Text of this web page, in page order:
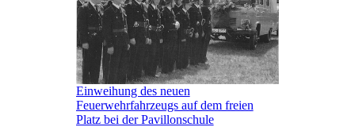
Einweihung des neuen
Feuerwehrfahrzeugs auf dem freien
Platz bei der Pavillonschule